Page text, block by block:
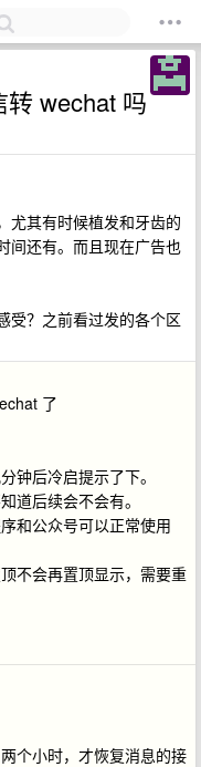
wechat 吗
尤其有时候植发和牙齿的
间还有。而且现在广告也
受？之前看过发的各个区
了
钟后冷启提示了下。
道后续会不会有。
和公众号可以正常使用
不会再置顶显示，需要重
个小时，才恢复消息的接